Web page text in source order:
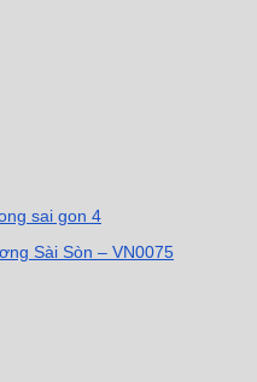
Sài Sòn – VN0075